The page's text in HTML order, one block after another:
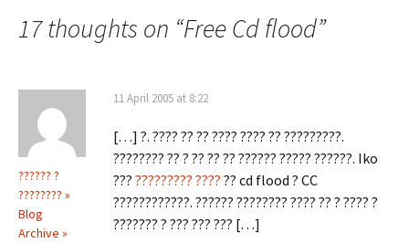
navigation
17 thoughts on “Free Cd flood”
?????? ?
???????? »
Blog
Archive »
11 April 2005 at 8:22
[…] ?. ???? ?? ?? ???? ???? ?? ?????????.
???????? ?? ? ?? ?? ?? ?????? ????? ??????. Iko
??? ????????? ???? ?? cd flood ? CC
????????????. ?????? ???????? ???? ?? ? ???? ?
??????? ? ??? ??? ??? […]